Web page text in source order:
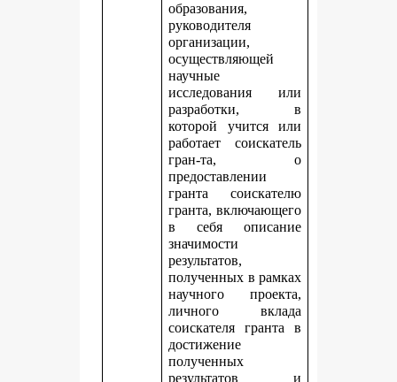
образования,
руководителя
организации,
осуществляющей
научные
исследования или
разработки, в
которой учится или
работает соискатель
гран-та, о
предоставлении
гранта соискателю
гранта, включающего
в себя описание
значимости
результатов,
полученных в рамках
научного проекта,
личного вклада
соискателя гранта в
достижение
полученных
результатов и